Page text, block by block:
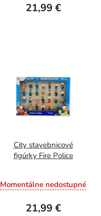
21,99 €
City stavebnicové
figúrky Fire Police
Momentálne nedostupné
21,99 €